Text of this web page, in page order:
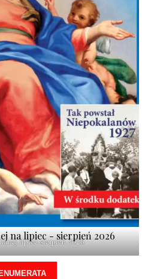
lipiec-sierpień 2026
na lipiec - sierpień 2026